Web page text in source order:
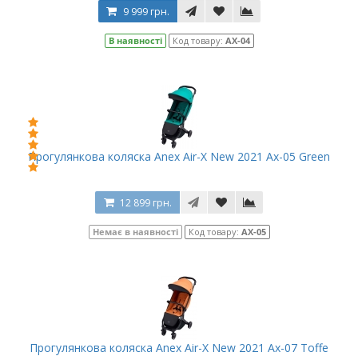
9 999 грн.
В наявності Код товару: AX-04
Прогулянкова коляска Anex Air-X New 2021 Ax-05 Green
12 899 грн.
Немає в наявності Код товару: AX-05
Прогулянкова коляска Anex Air-X New 2021 Ax-07 Toffe